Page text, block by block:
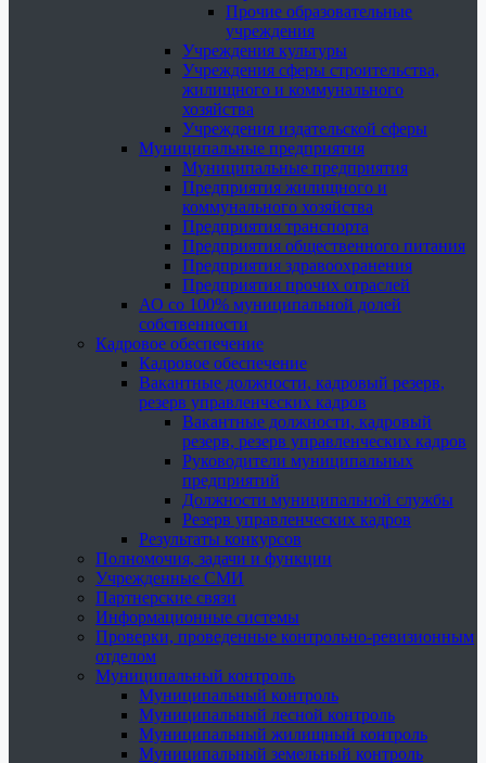
Прочие образовательные
учреждения
Учреждения культуры
Учреждения сферы строительства,
жилищного и коммунального
хозяйства
Учреждения издательской сферы
Муниципальные предприятия
Муниципальные предприятия
Предприятия жилищного и
коммунального хозяйства
Предприятия транспорта
Предприятия общественного питания
Предприятия здравоохранения
Предприятия прочих отраслей
АО со 100% муниципальной долей
собственности
Кадровое обеспечение
Кадровое обеспечение
Вакантные должности, кадровый резерв,
резерв управленческих кадров
Вакантные должности, кадровый
резерв, резерв управленческих кадров
Руководители муниципальных
предприятий
Должности муниципальной службы
Резерв управленческих кадров
Результаты конкурсов
Полномочия, задачи и функции
Учрежденные СМИ
Партнерские связи
Информационные системы
Проверки, проведенные контрольно-ревизионным
отделом
Муниципальный контроль
Муниципальный контроль
Муниципальный лесной контроль
Муниципальный жилищный контроль
Муниципальный земельный контроль